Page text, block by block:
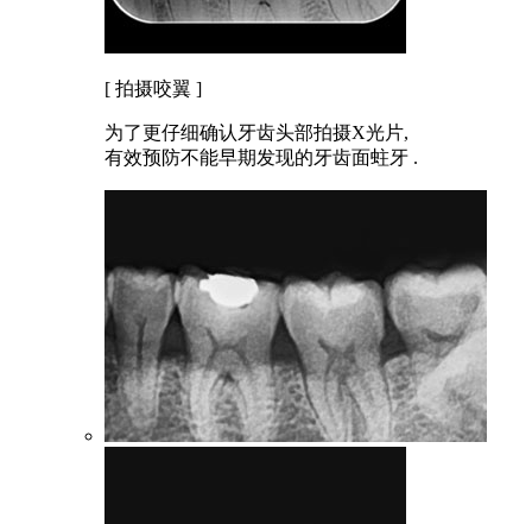
[ 拍摄咬翼 ]
为了更仔细确认牙齿头部拍摄X光片,
有效预防不能早期发现的牙齿面蛀牙 .